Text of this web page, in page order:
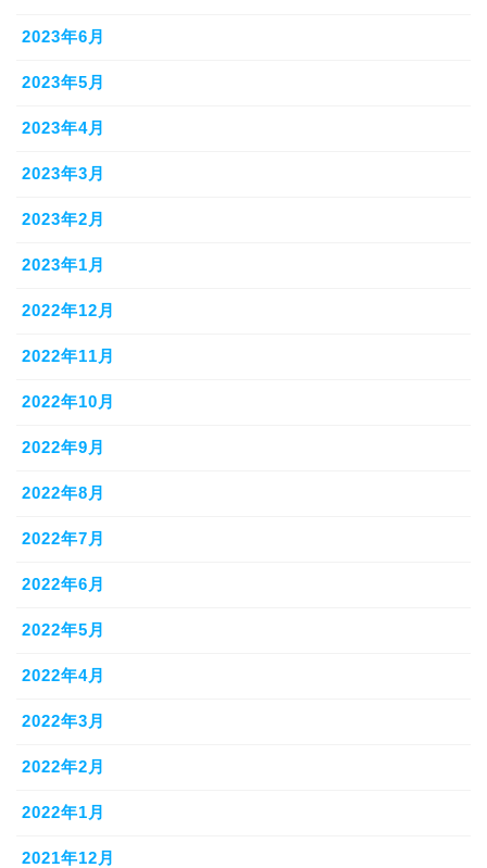
2023年6月
2023年5月
2023年4月
2023年3月
2023年2月
2023年1月
2022年12月
2022年11月
2022年10月
2022年9月
2022年8月
2022年7月
2022年6月
2022年5月
2022年4月
2022年3月
2022年2月
2022年1月
2021年12月